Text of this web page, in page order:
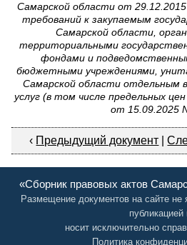
Самарской области от
требований к закупаемым
Самарской области,
территориальными
фондами и
бюджетными учреждениями,
Самарской области отдельным
услуг (в том числе предельных
от 15.09.2025
‹ Предыдущий документ |
«Сборник правовых актов
Размещение документов на сайте не
публикацией
носит исключительно
Политика